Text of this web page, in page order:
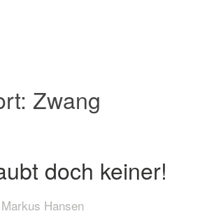
Zwang
doch keiner!
Hansen